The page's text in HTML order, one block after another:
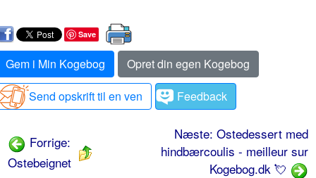
Save
Gem i Min Kogebog
Opret din egen Kogebog
Send opskrift til en ven
Feedback
Forrige:
Ostebeignet
Næste: Ostedessert med
hindbærcoulis - meilleur sur
Kogebog.dk 💘